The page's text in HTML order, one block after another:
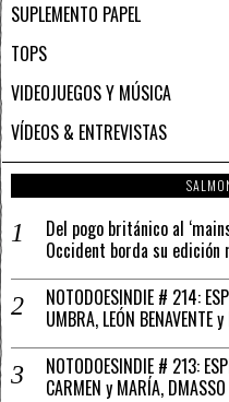
SUPLEMENTO PAPEL
TOPS
VIDEOJUEGOS Y MÚSICA
VÍDEOS & ENTREVISTAS
Del pogo británico al
Occident borda su
NOTODOESINDIE # 214:
UMBRA, LEÓN BENAVENTE
NOTODOESINDIE # 213:
CARMEN y MARÍA,